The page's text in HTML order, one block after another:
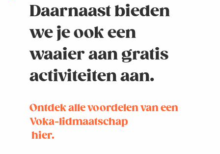
Daarnaast bieden
we je ook een
waaier aan gratis
activiteiten aan.
Ontdek alle voordelen van een
Voka-lidmaatschap
hier.